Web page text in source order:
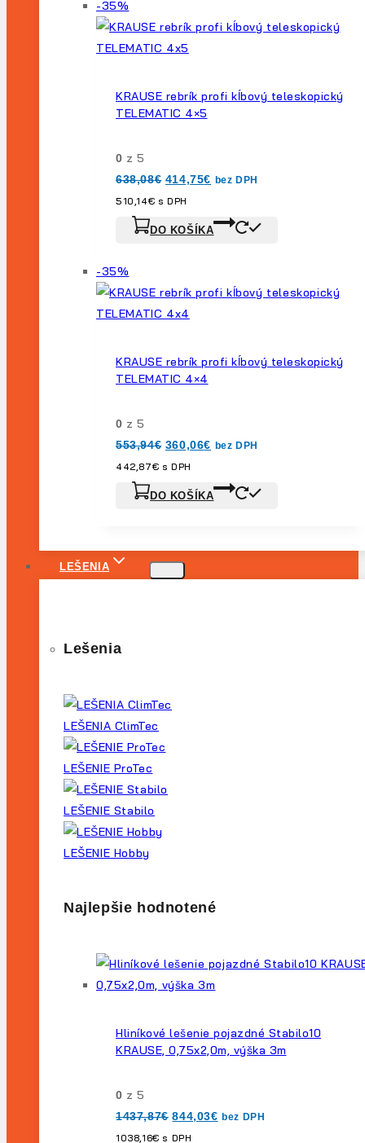
-35%
na
predaj
KRAUSE rebrík profi kĺbový teleskopický
TELEMATIC 4×5
0 z 5
638,08€ Pôvodná
cena
bola:
414,75€ Aktuálna
cena
bez DPH
510,14€ s DPH
DO KOŠÍKA
-35%
na
predaj
KRAUSE rebrík profi kĺbový teleskopický
TELEMATIC 4×4
0 z 5
553,94€ Pôvodná
cena
bola:
360,06€ Aktuálna
cena
bez DPH
442,87€ s DPH
DO KOŠÍKA
LEŠENIA
Lešenia
LEŠENIA ClimTec
LEŠENIE ProTec
LEŠENIE Stabilo
LEŠENIE Hobby
Najlepšie hodnotené
Hliníkové lešenie pojazdné Stabilo10
KRAUSE, 0,75x2,0m, výška 3m
0 z 5
1437,87€ Pôvodná
cena
bola:
844,03€Aktuálna
cena
bez DPH
1038,16€ s DPH